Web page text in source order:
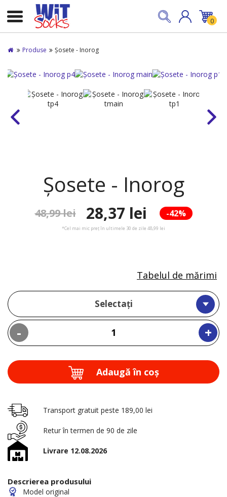
0
Produse Șosete - Inorog
Șosete - Inorog
-42%
48,99 lei 28,37 lei
*Cel mai mic preț în ultimele 30 de zile 48,99 lei
Selectați
- +
Tabelul de mărimi
Adaugă în coş
Transport gratuit peste 189,00 lei
Retur în termen de 90 de zile
Livrare 12.08.2026
Descrierea produsului
Model original